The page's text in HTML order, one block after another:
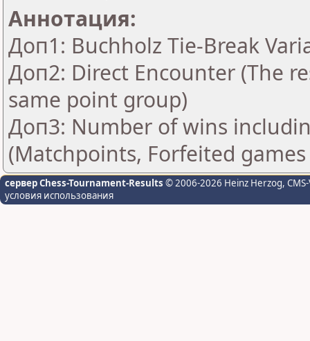
Аннотация:
Доп1: Buchholz Tie-Break
Доп2: Direct Encounter (The
same point group)
Доп3: Number of wins
(Matchpoints, Forfeited
сервер Chess-Tournament-Results © 2006-2026 Heinz Herzog,
условия использования